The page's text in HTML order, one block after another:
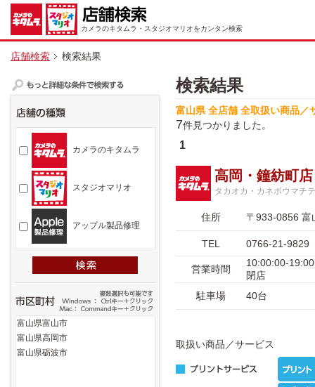
カメラのキタムラ・スタジオマリオをカンタン検索
店舗検索 検索結果
検索結果
富山県 全店舗 全取扱い商品／
7件見つかりました。
1
高岡・鐘紡町店
タカオカ・カネボウマチ
住所 〒933-0856 富
TEL 0766-21-9829
営業時間
10:00:00-
閉店
駐車場
40台
取扱い商品／サービス
カメラのキタムラ
スタジオマリオ
アップル製品修理